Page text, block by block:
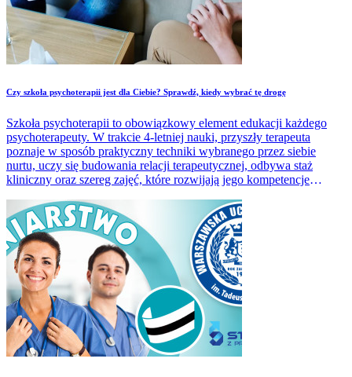
Czy szkoła psychoterapii jest dla Ciebie? Sprawdź, kiedy wybrać tę drogę
Szkoła psychoterapii to obowiązkowy element edukacji każdego
psychoterapeuty. W trakcie 4-letniej nauki, przyszły terapeuta
poznaje w sposób praktyczny techniki wybranego przez siebie
nurtu, uczy się budowania relacji terapeutycznej, odbywa staż
kliniczny oraz szereg zajęć, które rozwijają jego kompetencje
czy to opcja dla Ciebie? Sprawdź!